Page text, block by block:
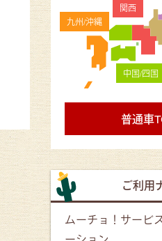
関西
中国/四国
九州/沖縄
普通車
ご利用
ムーチョ！サービ